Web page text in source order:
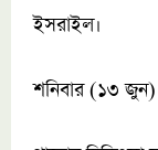
ইসরাইল।
শনিবার (১৩ জুন)